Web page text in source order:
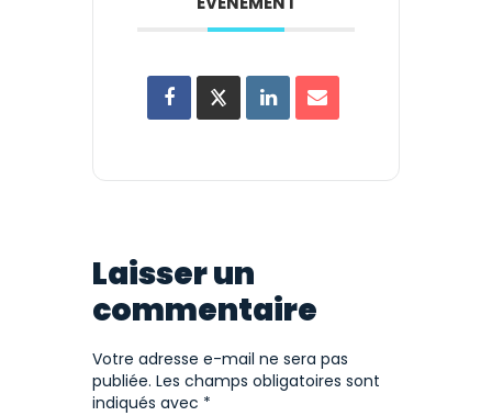
Laisser un
commentaire
Votre adresse e-mail ne sera pas
publiée. Les champs obligatoires sont
indiqués avec *